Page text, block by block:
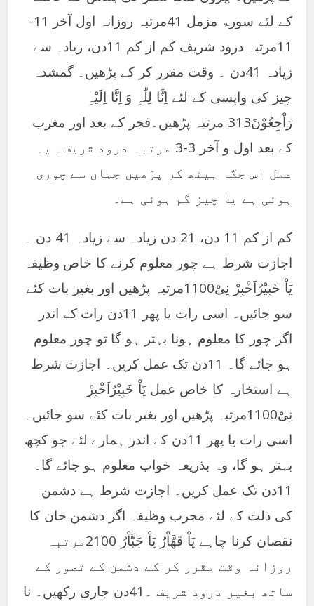
کے لئے سورۃ مزمل 41مرتبہ روزانہ اول آخر 11-
11مرتبہ درود شریف کم از کم 11دن، زیادہ سے
زیادہ 41دن ۔ وقت مقرر کر کے پڑھیں۔ گمشدہ
چیز کی واپسی کے لئے اِنَّا لِلّٰہِ وَ اِنَّا اِلَیْہِ
رَاْجِعُوْنَ313 مرتبہ پڑھیں۔فجر کے بعد اور مغرب
کے بعد اول و آخر 3-3 مرتبہ درود شریف۔ یہ
عمل اس جگہ بیٹھ کر پڑھیں جہاں سے چوری
ہوئی ہے یا چیز گم ہوئی ہے۔
کم از کم 11 دن، 21 دن زیادہ سے زیادہ 41 دن ۔
اجازت شرط ہے چور معلوم کرنے کا خاص وظیفہ
یَاْ خَبِیْرُاَخْبِرْ نِیْ1100مرتبہ پڑھیں اور بغیر بات کئے
سو جائیں۔ اسی رات یا پھر 11دن رات کے اندر
اگر چور کا معلوم ہونا بہتر ہو گا تو چور معلوم
ہو جائے گا۔ 11دن تک عمل کریں۔ اجازت شرط
ہے استخارہ کا خاص عمل یَاْ خَبِیْرُاَخْبِرْ
نِیْ1100مرتبہ پڑھیں اور بغیر بات کئے سو جائیں۔
اسی رات یا پھر 11دن کے اندر ہمارے لئے جو کچھ
بہتر ہو گا، وہ بذریعہ خواب معلوم ہو جائے گا۔
11دن تک عمل کریں۔ اجازت شرط ہے دشمن
کی ذلت کے لئے مجرب وظیفہ اگر دشمن جان کا
نقصان کرنا چاہے یَاْ قَھَّاْرُ یَاْ جَبَّاْرُ 2100مرتبہ
روزانہ وقت مقرر کر کے دشمن کے تصور کے
ساتھ بغیر درود شریف ۔41دن جاری رکھیں۔ نا